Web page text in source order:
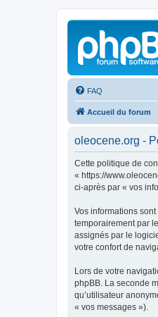
FAQ
Accueil du forum
oleocene.org -
Cette politique de
« https://
ci-après par « vos
Vos informations
temporairement par
assignés par le
votre confort de
Lors de votre
phpBB. La seconde
qu’utilisateur
« vos messages »).